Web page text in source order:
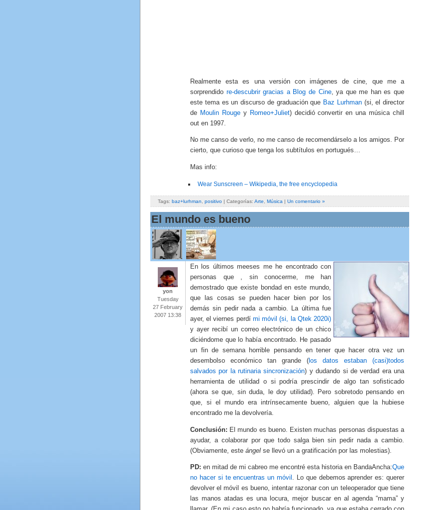
Realmente esta es una versión con imágenes de cine, que me a
sorprendido re-descubrir gracias a Blog de Cine, ya que me han es que
este tema es un discurso de graduación que Baz Lurhman(si, el director
de Moulin Rougey Romeo+Juliet) decidió convertir en una música chill
out en 1997.
No me canso de verlo, no me canso de recomendárselo a los amigos. Por
cierto, que curioso que tenga los subtítulos en portugués…
Mas info:
Wear Sunscreen – Wikipedia, the free encyclopedia
Tags: baz+lurhman positivo | Categorías: Arte Música | Un comentario »
El mundo es bueno
yon
Tuesday
27 February
2007 13:38
En los últimos meeses me he encontrado con
personas que , sin conocerme, me han
demostrado que existe bondad en este mundo,
que las cosas se pueden hacer bien por los
demás sin pedir nada a cambio. La última fue
ayer, el viernes perdí mi móvil (si, la Qtek 2020i)
y ayer recibí un correo electrónico de un chico
diciéndome que lo había encontrado. He pasado
un fin de semana horrible pensando en tener que hacer otra vez un
desembolso económico tan grande ( los datos estaban (casi)todos
salvados por la rutinaria sincronización) y dudando si de verdad era una
herramienta de utilidad o si podría prescindir de algo tan sofisticado
(ahora se que, sin duda, le doy utilidad). Pero sobretodo pensando en
que, si el mundo era intrínsecamente bueno, alguien que la hubiese
encontrado me la devolvería.
Conclusión: El mundo es bueno. Existen muchas personas dispuestas a
ayudar, a colaborar por que todo salga bien sin pedir nada a cambio.
(Obviamente, este ángel se llevó un a gratificación por las molestias).
PD: en mitad de mi cabreo me encontré esta historia en BandaAncha:Que
no hacer si te encuentras un móvil . Lo que debemos aprender es: querer
devolver el móvil es bueno, intentar razonar con un teleoperador que tiene
las manos atadas es una locura, mejor buscar en al agenda “mama” y